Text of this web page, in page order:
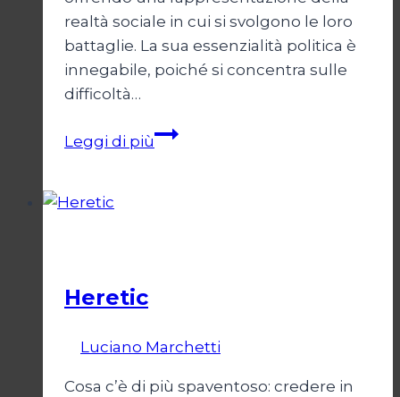
realtà sociale in cui si svolgono le loro
battaglie. La sua essenzialità politica è
innegabile, poiché si concentra sulle
difficoltà…
Leggi di piùCento
Heretic
Luciano Marchetti
Cosa c’è di più spaventoso: credere in